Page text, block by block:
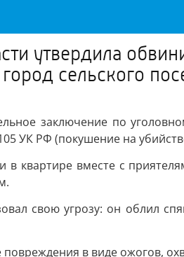
утвердила
сельского
заключение по
УК РФ (покушение на
квартире вместе с
свою угрозу: он облил
в виде ожогов,